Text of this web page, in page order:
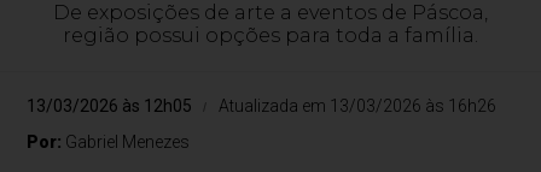
De exposições de arte a eventos de Páscoa,
região possui opções para toda a família.
13/03/2026 às 12h05
Atualizada em 13/03/2026 às 16h26
Por: Gabriel Menezes